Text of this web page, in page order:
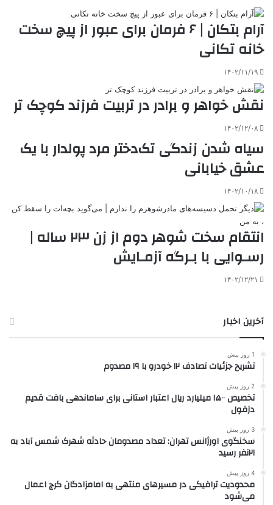
یلر
ت
ت
t
k
ا
ه
آرام بتکان | ۶ فرمان برای عبور از پیچ سخت
خانه تکانی
۱۴۰۲/۱۱/۱۹
نقش خواهر و برادر در تربیت فرزند کوچک ‌تر
۱۴۰۲/۱۲/۰۸
سیاه شدن زندگی تک‌دختر مرد پولدار با یک
عشق خیابانی
۱۴۰۲/۱۰/۱۸
انتقام سخت شوهر دوم از زن ۲۳ ساله |
رسـوایی با بـرگه آزمـایش
۱۴۰۲/۱۲/۲۱
آخرین اخبار
1 روز پیش
تشریح جزئیات تصادف ۱۲ خودرو با ۱۹ مصدوم
2 روز پیش
تخصیص ۱۵۰۰ میلیارد ریال اعتبار استانی برای ساماندهی بافت قدیم
دزفول
3 روز پیش
سخنگوی اورژانس تهران: تعداد مصدومان حادثه شهرک شمس آباد به
۲۱نفر رسید
4 روز پیش
محدودیت ترافیکی در مسیرهای منتهی به امامزادگان کرج اعمال
می‌شود